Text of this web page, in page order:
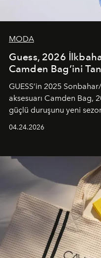
MODA
Guess, 2026
Camden Bag’ini
GUESS’in 2025
aksesuarı Camden Bag,
güçlü duruşunu yeni
04.24.2026